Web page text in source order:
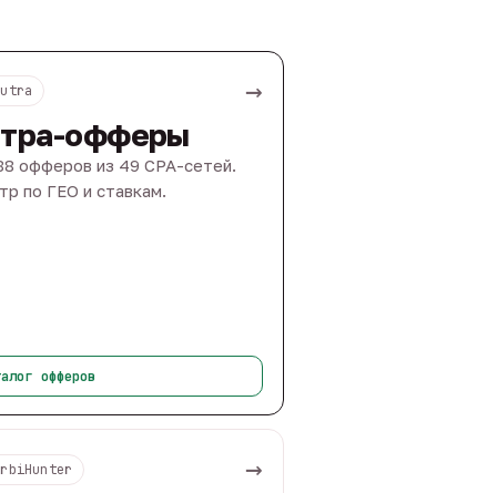
→
офферы
офферов из 49 CPA-сетей.
по ГЕО и ставкам.
офферов
→